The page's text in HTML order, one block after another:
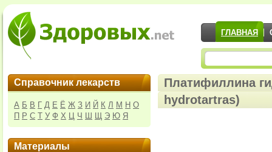
ГЛАВНАЯ
Справочник лекарств
А Б В Г Д Е Ё Ж З И Й К Л М Н О
П Р С Т У Ф Х Ц Ч Ш Щ Э Ю Я
Материалы
Платифиллина
hydrotartras)